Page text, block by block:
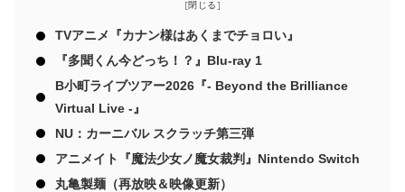
TVアニメ『カナン様はあくまでチョロい』
『多聞くん今どっち！？』Blu-ray 1
B小町ライブツアー2026『- Beyond the Brilliance
Virtual Live -』
NU：カーニバル スクラッチ第三弾
アニメイト『魔法少女ノ魔女裁判』Nintendo Switch
丸亀製麺（再放映＆映像更新）